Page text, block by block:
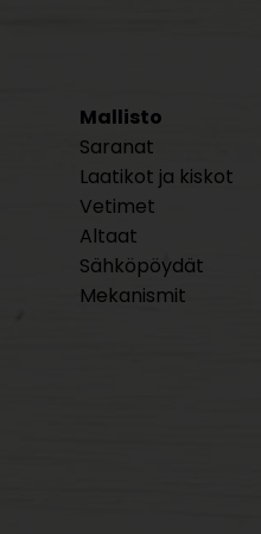
Mallisto
Saranat
Laatikot ja kiskot
Vetimet
Altaat
Sähköpöydät
Mekanismit